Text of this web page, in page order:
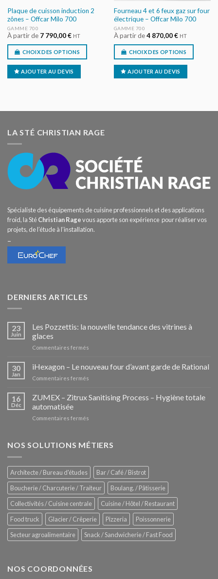
Plaque de cuisson induction 2
zônes – Offcar Milo 700
GAMME 700
À partir de 7 790,00€ HT
CHOIX DES OPTIONS
AJOUTER AU DEVIS
Fourneau 4 et 6 feux gaz sur four
électrique – Offcar Milo 700
GAMME 700
À partir de4 870,00€ HT
CHOIX DES OPTIONS
AJOUTER AU DEVIS
LA STÉ CHRISTIAN RAGE
Spécialiste des équipements de cuisine professionnels et des applications
froid, la StéChristian Ragevous apporte son expérience pour réaliser vos
projets, de l’étude à l’installation.
–
DERNIERS ARTICLES
23
Juin
Les Pozzettis: la nouvelle tendance des vitrines à
glaces
Commentaires fermés
Pozzettis:
des
30
Jan
iHexagon – Le nouveau four d’avant garde de Rational
Commentaires fermés
–
de
16
Déc
ZUMEX – Zitrux Sanitising Process – Hygiène totale
automatisée
Commentaires fermés
Zitrux
–
Hygiène
totale
automatisée
NOS SOLUTIONS MÉTIERS
Architecte / Bureau d'études
Bar / Café / Bistrot
Boucherie / Charcuterie / Traiteur
Boulang. / Pâtisserie
Collectivités / Cuisine centrale
Cuisine / Hôtel / Restaurant
Food truck
Glacier / Crêperie Pizzeria
Poissonnerie
Secteur agroalimentaire
Snack / Sandwicherie / Fast Food
NOS COORDONNÉES